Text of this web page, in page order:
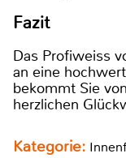
Fazit
Das Profiweiss
an eine
bekommt Sie
herzlichen
Kategorie: